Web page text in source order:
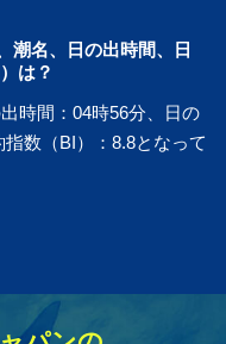
潮名、日の出時間、日
は？
時間：04時56分、日の
数（BI）：8.8となって